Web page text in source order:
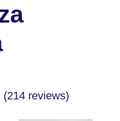
(214 reviews)